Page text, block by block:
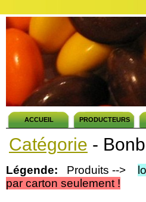
ACCUEIL PRODUCTEURS
Catégorie -
Légende: Produits -->
par carton seulement !